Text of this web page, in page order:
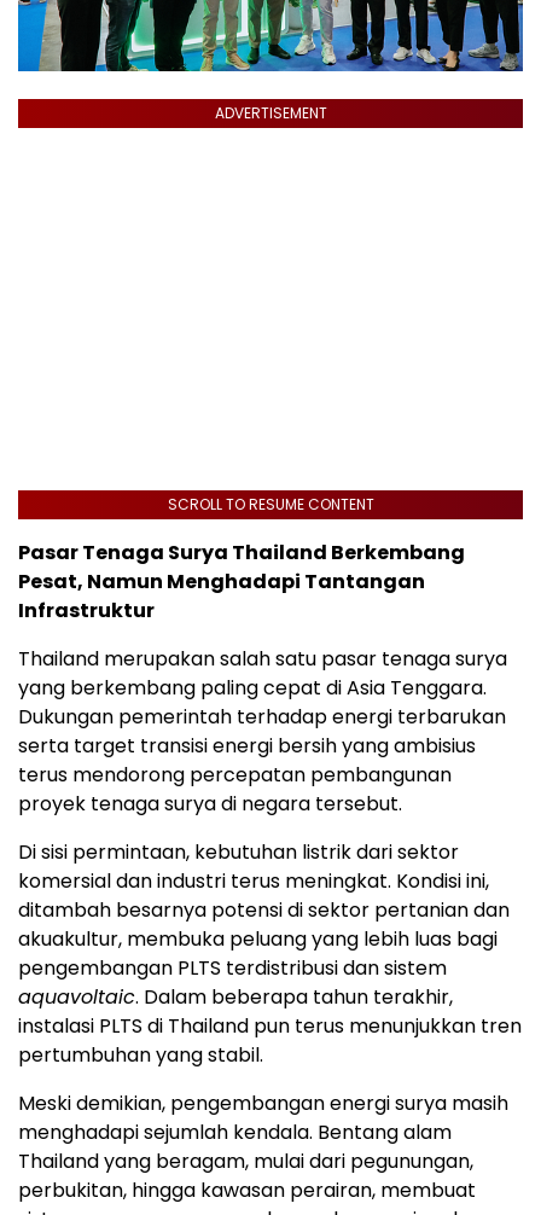
ADVERTISEMENT
SCROLL TO RESUME CONTENT
Pasar Tenaga Surya Thailand Berkembang
Pesat, Namun Menghadapi Tantangan
Infrastruktur
Thailand merupakan salah satu pasar tenaga surya
yang berkembang paling cepat di Asia Tenggara.
Dukungan pemerintah terhadap energi terbarukan
serta target transisi energi bersih yang ambisius
terus mendorong percepatan pembangunan
proyek tenaga surya di negara tersebut.
Di sisi permintaan, kebutuhan listrik dari sektor
komersial dan industri terus meningkat. Kondisi ini,
ditambah besarnya potensi di sektor pertanian dan
akuakultur, membuka peluang yang lebih luas bagi
pengembangan PLTS terdistribusi dan sistem
aquavoltaic. Dalam beberapa tahun terakhir,
instalasi PLTS di Thailand pun terus menunjukkan tren
pertumbuhan yang stabil.
Meski demikian, pengembangan energi surya masih
menghadapi sejumlah kendala. Bentang alam
Thailand yang beragam, mulai dari pegunungan,
perbukitan, hingga kawasan perairan, membuat